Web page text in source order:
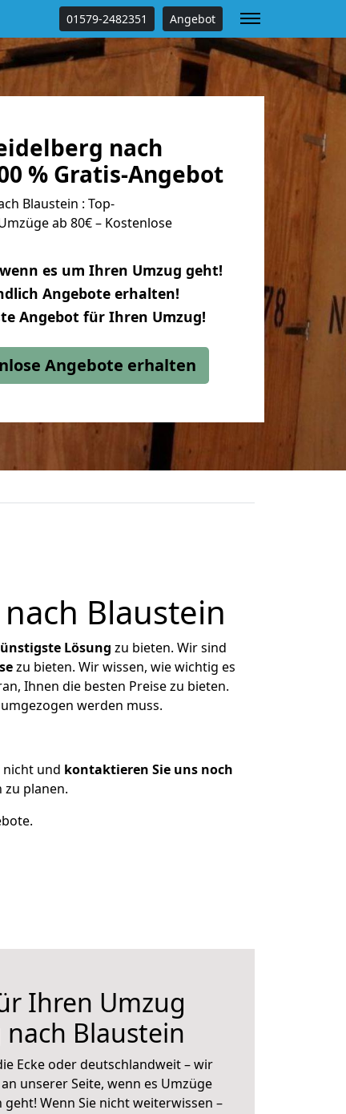
01579-2482351 Angebot
nach
% Gratis-Angebot
Blaustein : Top-
ab 80€ – Kostenlose
es um Ihren Umzug geht!
Angebote erhalten!
Angebot für Ihren Umzug!
Angebote erhalten
Blaustein
Lösung zu bieten. Wir sind
zu bieten. Wir wissen, wie wichtig es
Ihnen die besten Preise zu bieten.
werden muss.
nicht und kontaktieren Sie uns noch
planen.
Ihren Umzug
Blaustein
Ecke oder deutschlandweit – wir
an unserer Seite, wenn es Umzüge
Wenn Sie nicht weiterwissen –